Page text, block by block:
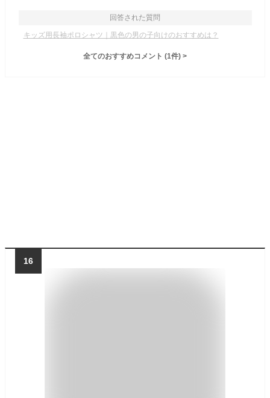
回答された質問
キッズ用長袖ポロシャツ｜黒色の男の子向けのおすすめは？
全てのおすすめコメント (1件) >
16